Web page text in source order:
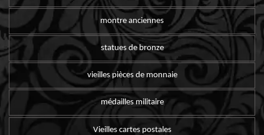
montre anciennes
statues de bronze
vieilles pièces de monnaie
médailles militaire
Vieilles cartes postales